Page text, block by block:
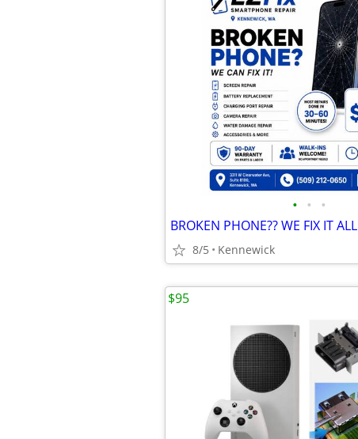
• • •
BROKEN PHONE?? WE FIX IT ALL
8/5 Kennewick
$95